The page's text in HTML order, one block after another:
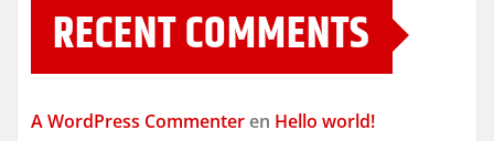
RECENT COMMENTS
A WordPress Commenter en Hello world!